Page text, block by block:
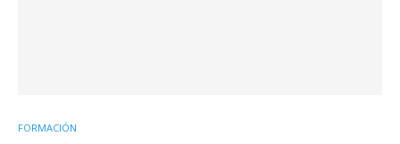
FORMACIÓN